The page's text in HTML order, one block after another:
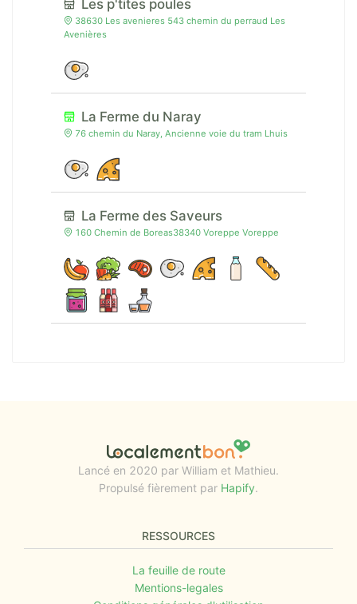
Les p'tites poules
38630 Les avenieres 543 chemin du perraud Les
Avenières
La Ferme du Naray
76 chemin du Naray, Ancienne voie du tram Lhuis
La Ferme des Saveurs
160 Chemin de Boreas38340 Voreppe Voreppe
Lancé en 2020 par William et Mathieu.
Propulsé fièrement par Hapify.
RESSOURCES
La feuille de route
Mentions-legales